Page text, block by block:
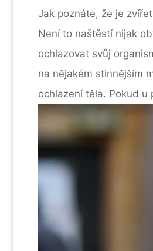
Jak poznáte, že je
Není to naštěstí nijak
ochlazovat svůj
na nějakém stinnějším
ochlazení těla. Pokud